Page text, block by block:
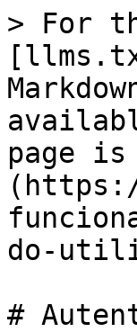
> For
page
do-
#